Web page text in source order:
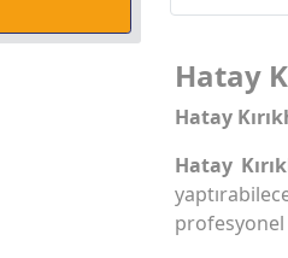
Hatay
Hatay
Hatay
profesyonel